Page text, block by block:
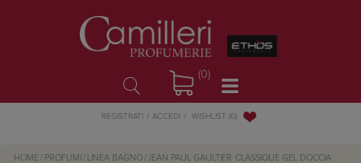
(0)
REGISTRATI ACCEDI WISHLIST (0)
HOME / PROFUMI / LINEA BAGNO / JEAN PAUL GAULTIER CLASSIQUE GEL DOCCIA